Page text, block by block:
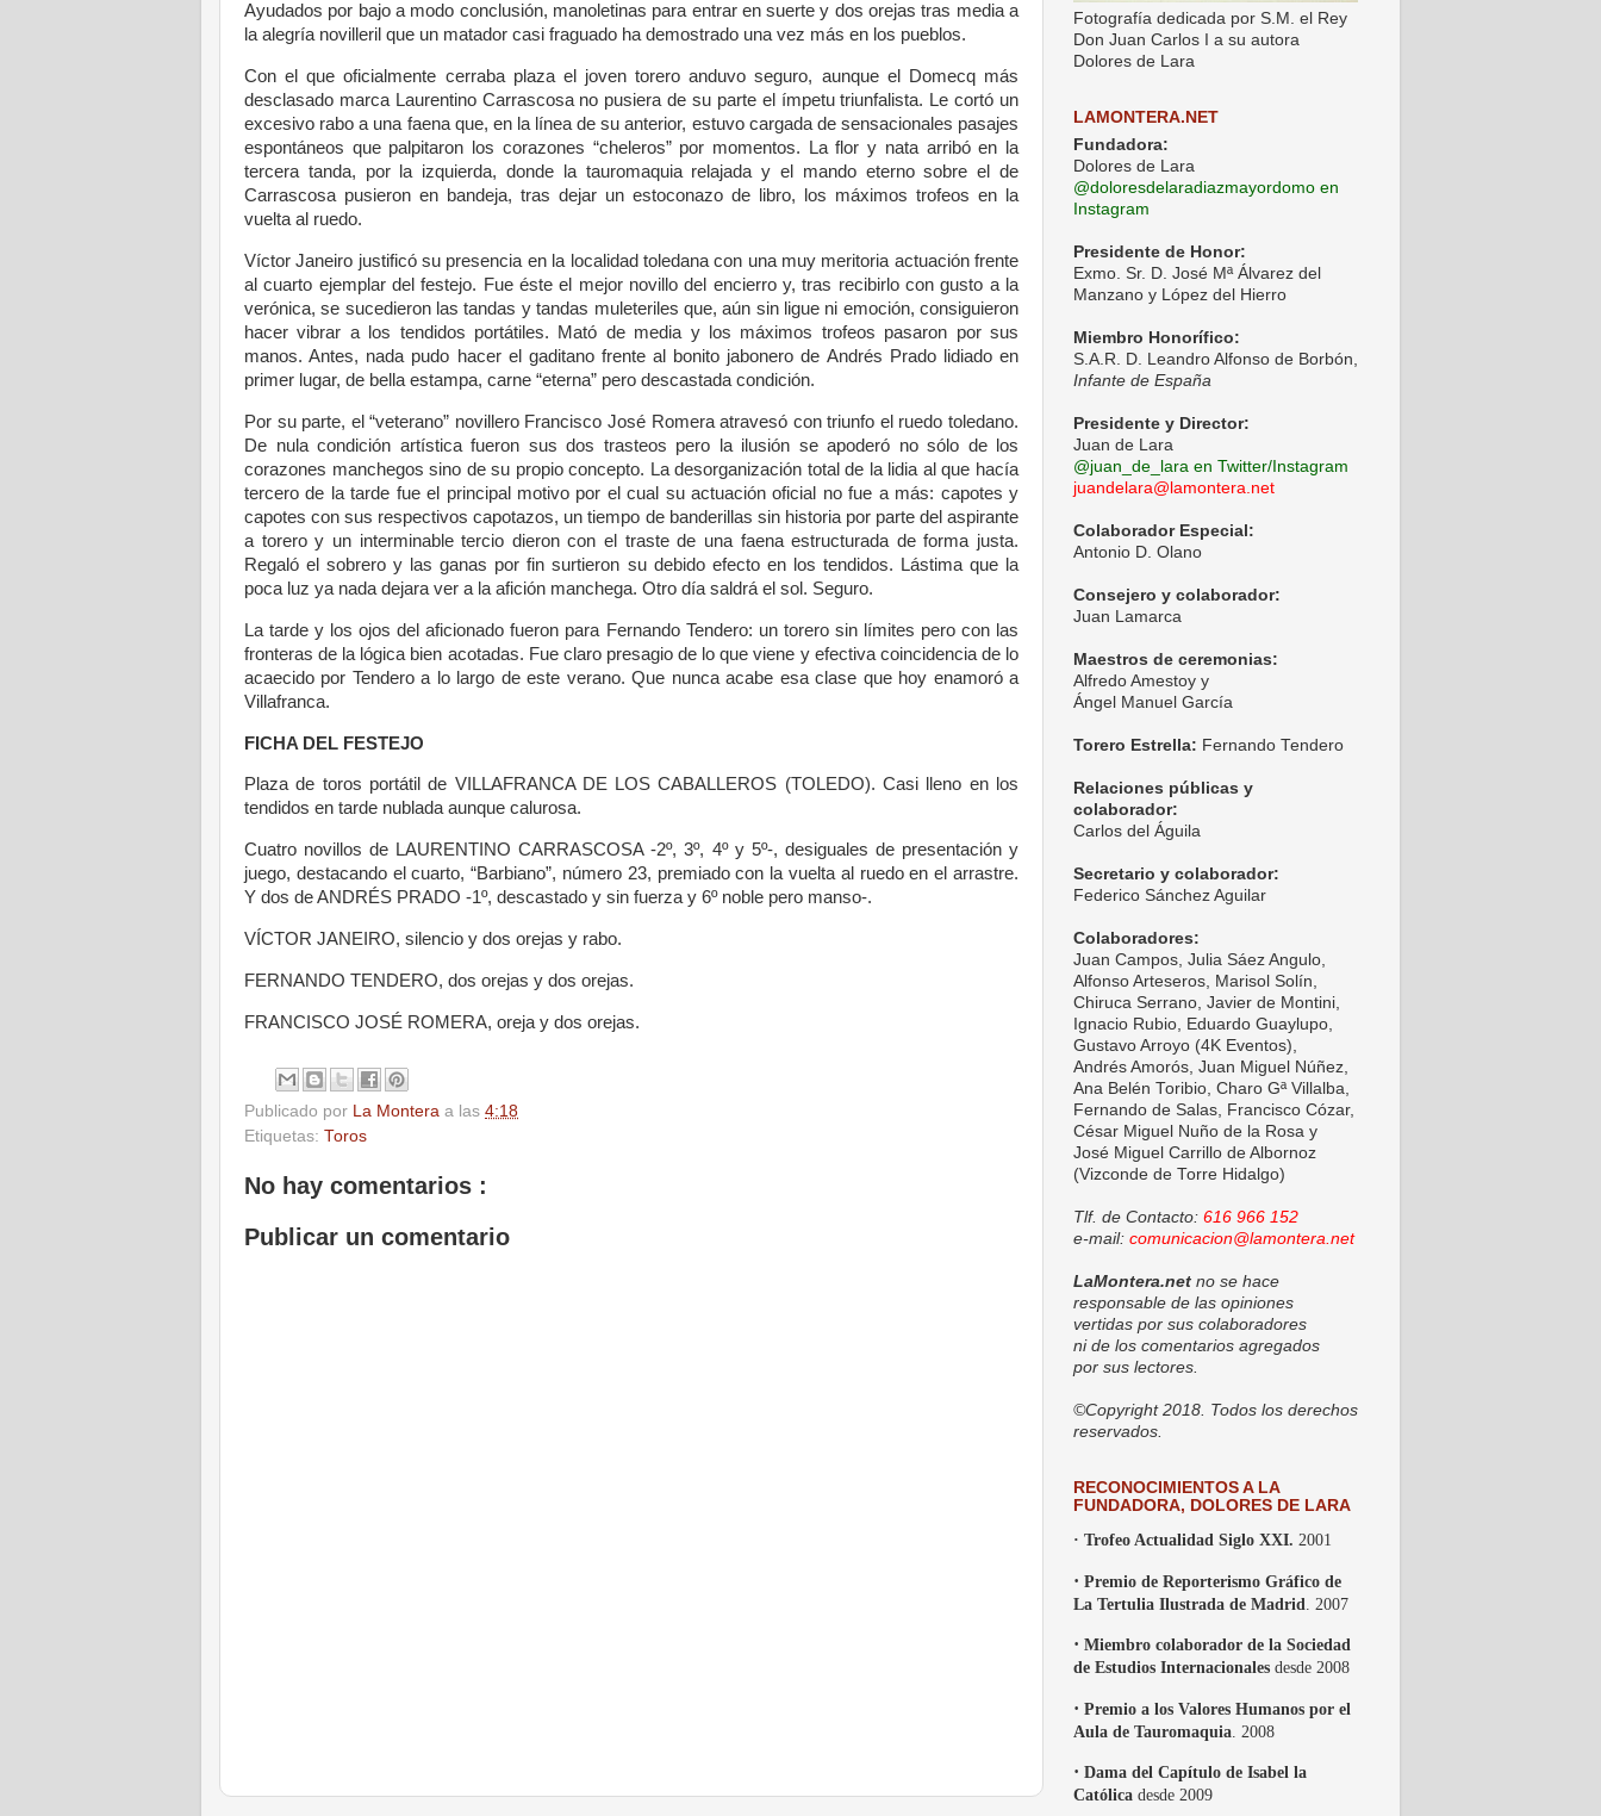
Ayudados por bajo a modo conclusión, manoletinas para entrar en suerte y dos orejas tras media a
la alegría novilleril que un matador casi fraguado ha demostrado una vez más en los pueblos.
Con el que oficialmente cerraba plaza el joven torero anduvo seguro, aunque el Domecq más
desclasado marca Laurentino Carrascosa no pusiera de su parte el ímpetu triunfalista. Le cortó un
excesivo rabo a una faena que, en la línea de su anterior, estuvo cargada de sensacionales pasajes
espontáneos que palpitaron los corazones “cheleros” por momentos. La flor y nata arribó en la
tercera tanda, por la izquierda, donde la tauromaquia relajada y el mando eterno sobre el de
Carrascosa pusieron en bandeja, tras dejar un estoconazo de libro, los máximos trofeos en la
vuelta al ruedo.
Víctor Janeiro justificó su presencia en la localidad toledana con una muy meritoria actuación frente
al cuarto ejemplar del festejo. Fue éste el mejor novillo del encierro y, tras recibirlo con gusto a la
verónica, se sucedieron las tandas y tandas muleteriles que, aún sin ligue ni emoción, consiguieron
hacer vibrar a los tendidos portátiles. Mató de media y los máximos trofeos pasaron por sus
manos. Antes, nada pudo hacer el gaditano frente al bonito jabonero de Andrés Prado lidiado en
primer lugar, de bella estampa, carne “eterna” pero descastada condición.
Por su parte, el “veterano” novillero Francisco José Romera atravesó con triunfo el ruedo toledano.
De nula condición artística fueron sus dos trasteos pero la ilusión se apoderó no sólo de los
corazones manchegos sino de su propio concepto. La desorganización total de la lidia al que hacía
tercero de la tarde fue el principal motivo por el cual su actuación oficial no fue a más: capotes y
capotes con sus respectivos capotazos, un tiempo de banderillas sin historia por parte del aspirante
a torero y un interminable tercio dieron con el traste de una faena estructurada de forma justa.
Regaló el sobrero y las ganas por fin surtieron su debido efecto en los tendidos. Lástima que la
poca luz ya nada dejara ver a la afición manchega. Otro día saldrá el sol. Seguro.
La tarde y los ojos del aficionado fueron para Fernando Tendero: un torero sin límites pero con las
fronteras de la lógica bien acotadas. Fue claro presagio de lo que viene y efectiva coincidencia de lo
acaecido por Tendero a lo largo de este verano. Que nunca acabe esa clase que hoy enamoró a
Villafranca.
FICHA DEL FESTEJO
Plaza de toros portátil de VILLAFRANCA DE LOS CABALLEROS (TOLEDO). Casi lleno en los
tendidos en tarde nublada aunque calurosa.
Cuatro novillos de LAURENTINO CARRASCOSA -2º, 3º, 4º y 5º-, desiguales de presentación y
juego, destacando el cuarto, “Barbiano”, número 23, premiado con la vuelta al ruedo en el arrastre.
Y dos de ANDRÉS PRADO -1º, descastado y sin fuerza y 6º noble pero manso-.
VÍCTOR JANEIRO, silencio y dos orejas y rabo.
FERNANDO TENDERO, dos orejas y dos orejas.
FRANCISCO JOSÉ ROMERA, oreja y dos orejas.
Publicado por La Montera a las 4:18
Etiquetas: Toros
No hay comentarios :
Publicar un comentario
Fotografía dedicada por S.M. el Rey
Don Juan Carlos I a su autora
Dolores de Lara
LAMONTERA.NET
Fundadora:
Dolores de Lara
@doloresdelaradiazmayordomo en
Instagram
Presidente de Honor:
Exmo. Sr. D. José Mª Álvarez del
Manzano y López del Hierro
Miembro Honorífico:
S.A.R. D. Leandro Alfonso de Borbón,
Infante de España
Presidente y Director:
Juan de Lara
@juan_de_lara en Twitter/Instagram
juandelara@lamontera.net
Colaborador Especial:
Antonio D. Olano
Consejero y colaborador:
Juan Lamarca
Maestros de ceremonias:
Alfredo Amestoy y
Ángel Manuel García
Torero Estrella: Fernando Tendero
Relaciones públicas y
colaborador:
Carlos del Águila
Secretario y colaborador:
Federico Sánchez Aguilar
Colaboradores:
Juan Campos, Julia Sáez Angulo,
Alfonso Arteseros, Marisol Solín,
Chiruca Serrano, Javier de Montini,
Ignacio Rubio, Eduardo Guaylupo,
Gustavo Arroyo (4K Eventos),
Andrés Amorós, Juan Miguel Núñez,
Ana Belén Toribio, Charo Gª Villalba,
Fernando de Salas, Francisco Cózar,
César Miguel Nuño de la Rosa y
José Miguel Carrillo de Albornoz
(Vizconde de Torre Hidalgo)
Tlf. de Contacto: 616 966 152
e-mail: comunicacion@lamontera.net
LaMontera.net no se hace
responsable de las opiniones
vertidas por sus colaboradores
ni de los comentarios agregados
por sus lectores.
©Copyright 2018. Todos los derechos
reservados.
RECONOCIMIENTOS A LA
FUNDADORA, DOLORES DE LARA
· Trofeo Actualidad Siglo XXI. 2001
· Premio de Reporterismo Gráfico de
La Tertulia Ilustrada de Madrid . 2007
· Miembro colaborador de la Sociedad
de Estudios Internacionales desde 2008
· Premio a los Valores Humanos por el
Aula de Tauromaquia . 2008
· Dama del Capítulo de Isabel la
Católica desde 2009